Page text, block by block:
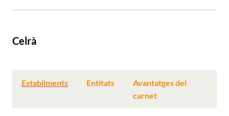
Celrà
Establiments Entitats
Avantatges del
carnet